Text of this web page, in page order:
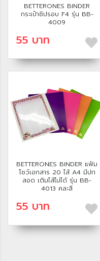
BETTERONES BINDER
กระเป๋าซิปรอบ F4 รุ่น BB-
4009
55 บาท
BETTERONES BINDER แฟ้ม
โชว์เอกสาร 20 ไส้ A4 มีปก
สอด เติมไส้ไม่ได้ รุ่น BB-
4013 คละสี
55 บาท